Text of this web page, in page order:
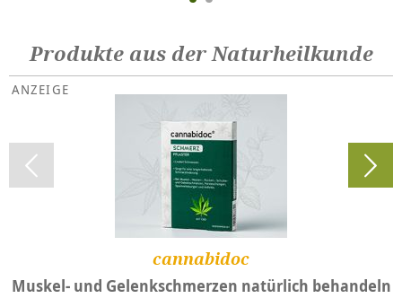
Produkte aus der Naturheilkunde
cannabidoc
Muskel- und Gelenkschmerzen natürlich behandeln